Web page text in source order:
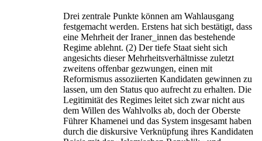
Drei zentrale Punkte können am Wahlausgang
festgemacht werden. Erstens hat sich bestätigt, dass
eine Mehrheit der Iraner_innen das bestehende
Regime ablehnt. (2) Der tiefe Staat sieht sich
angesichts dieser Mehrheitsverhältnisse zuletzt
zweitens offenbar gezwungen, einen mit
Reformismus assoziierten Kandidaten gewinnen zu
lassen, um den Status quo aufrecht zu erhalten. Die
Legitimität des Regimes leitet sich zwar nicht aus
dem Willen des Wahlvolks ab, doch der Oberste
Führer Khamenei und das System insgesamt haben
durch die diskursive Verknüpfung ihres Kandidaten